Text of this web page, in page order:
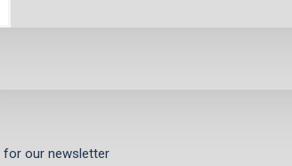
for our newsletter